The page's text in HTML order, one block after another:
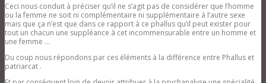
Ceci nous conduit à préciser qu’il ne s’agit pas de considérer que l’homme
ou la femme ne soit ni complémentaire ni supplémentaire à l’autre sexe
mais que ça n’est que dans ce rapport à ce phallus qu’il peut exister pour
tout un chacun une suppléance à cet incommensurable entre un homme et
une femme …
Du coup nous répondons par ces éléments à la différence entre Phallus et
patriarcat .